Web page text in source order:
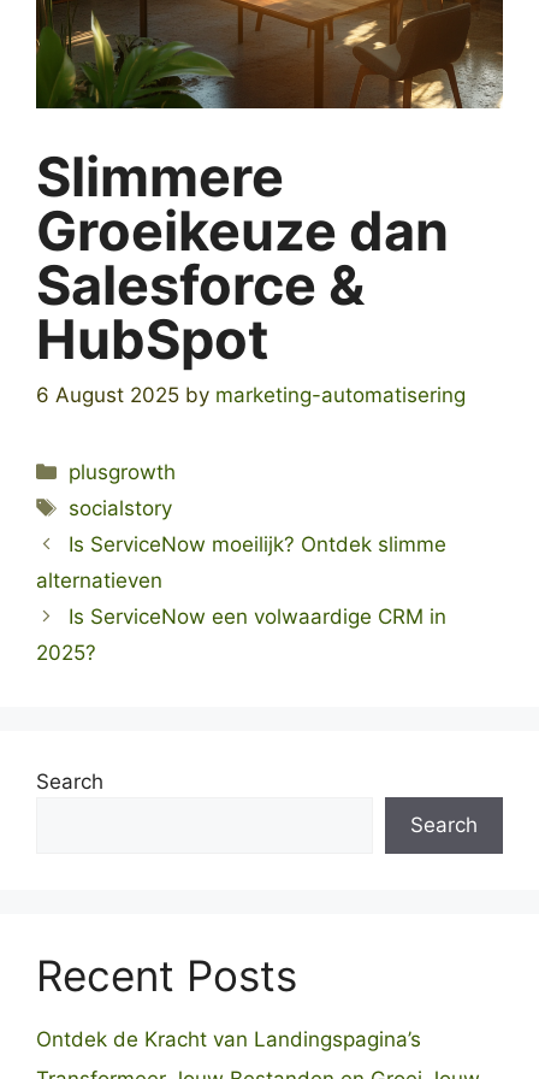
Slimmere
Groeikeuze dan
Salesforce &
HubSpot
6 August 2025 by marketing-automatisering
Categories
plusgrowth
Tags
socialstory
Is ServiceNow moeilijk? Ontdek slimme
alternatieven
Is ServiceNow een volwaardige CRM in
2025?
Search
Search
Recent Posts
Ontdek de Kracht van Landingspagina’s